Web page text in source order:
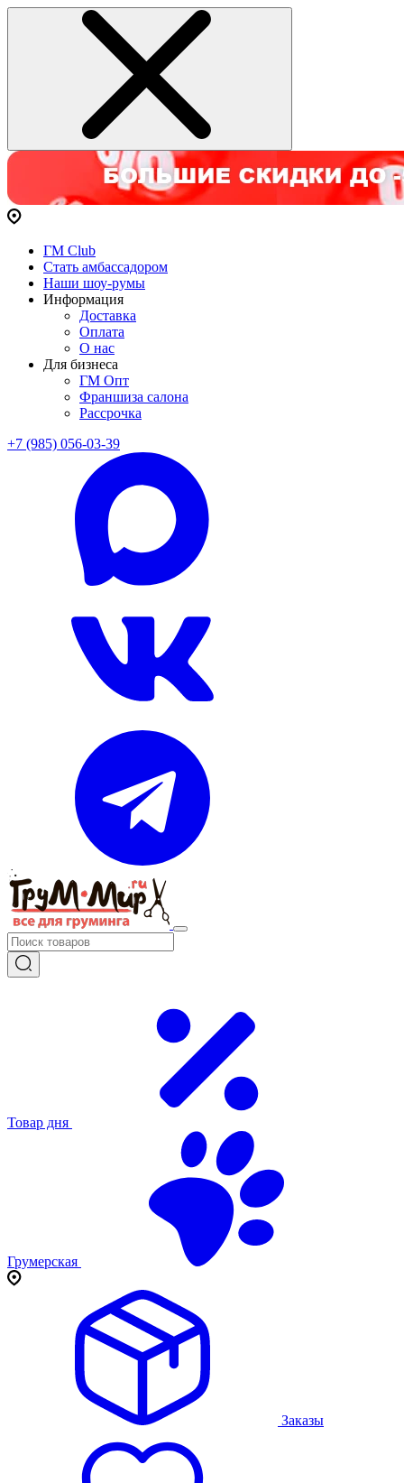
ГМ Club
Стать амбассадором
Наши шоу-румы
Информация
Доставка
Оплата
О нас
Для бизнеса
ГМ Опт
Франшиза салона
Рассрочка
+7 (985) 056-03-39
Товар дня
Грумерская
Заказы